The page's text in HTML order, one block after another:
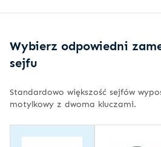
Wybierz odpowiedni
sejfu
Standardowo większość sejfów
motylkowy z dwoma kluczami.